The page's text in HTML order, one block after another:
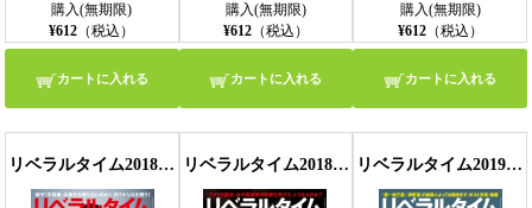
購入(無期限)
¥612 （税込）
カートに入れる
購入(無期限)
¥612（税込）
カートに入れる
購入(無期限)
¥612（税込）
カートに入れる
リベラルタイム2018年11月号 リベラルタイム2018年12月号 リベラルタイム2019年1月号